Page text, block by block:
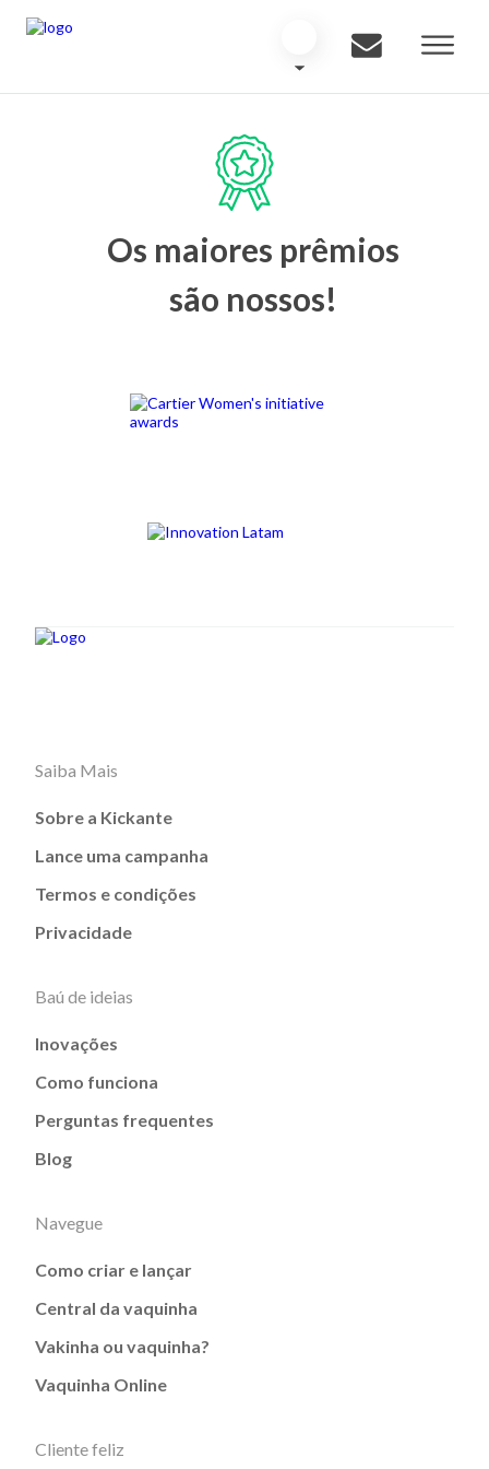
Os maiores prêmios
são nossos!
Saiba Mais
Sobre a Kickante
Lance uma campanha
Termos e condições
Privacidade
Baú de ideias
Inovações
Como funciona
Perguntas frequentes
Blog
Navegue
Como criar e lançar
Central da vaquinha
Vakinha ou vaquinha?
Vaquinha Online
Cliente feliz